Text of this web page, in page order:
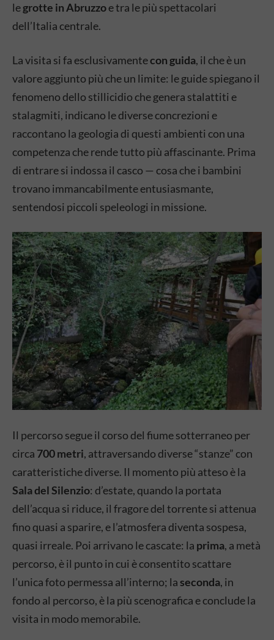
legrotte in Abruzzoe tra le più spettacolari
dell’Italia centrale.
La visita si fa esclusivamentecon guida, il che è un
valore aggiunto più che un limite: le guide spiegano il
fenomeno dello stillicidio che genera stalattiti e
stalagmiti, indicano le diverse concrezioni e
raccontano la geologia di questi ambienti con una
competenza che rende tutto più affascinante. Prima
di entrare si indossa il casco — cosa che i bambini
trovano immancabilmente entusiasmante,
sentendosi piccoli speleologi in missione.
Il percorso segue il corso del fiume sotterraneo per
circa 700 metri, attraversando diverse “stanze” con
caratteristiche diverse. Il momento più atteso è la
Sala del Silenzio: d’estate, quando la portata
dell’acqua si riduce, il fragore del torrente si attenua
fino quasi a sparire, e l’atmosfera diventa sospesa,
quasi irreale. Poi arrivano le cascate: la prima, a metà
percorso, è il punto in cui è consentito scattare
l’unica foto permessa all’interno; laseconda, in
fondo al percorso, è la più scenografica e conclude la
visita in modo memorabile.